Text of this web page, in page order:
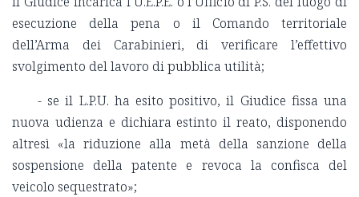
esecuzione della pena o il Comando territoriale
dell’Arma dei Carabinieri, di verificare l’effettivo
svolgimento del lavoro di pubblica utilità;
- se il L.P.U. ha esito positivo, il Giudice fissa una
nuova udienza e dichiara estinto il reato, disponendo
altresì «la riduzione alla metà della sanzione della
sospensione della patente e revoca la confisca del
veicolo sequestrato»;